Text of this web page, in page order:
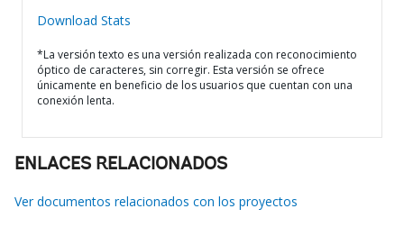
Download Stats
*La versión texto es una versión realizada con reconocimiento
óptico de caracteres, sin corregir. Esta versión se ofrece
únicamente en beneficio de los usuarios que cuentan con una
conexión lenta.
ENLACES RELACIONADOS
Ver documentos relacionados con los proyectos